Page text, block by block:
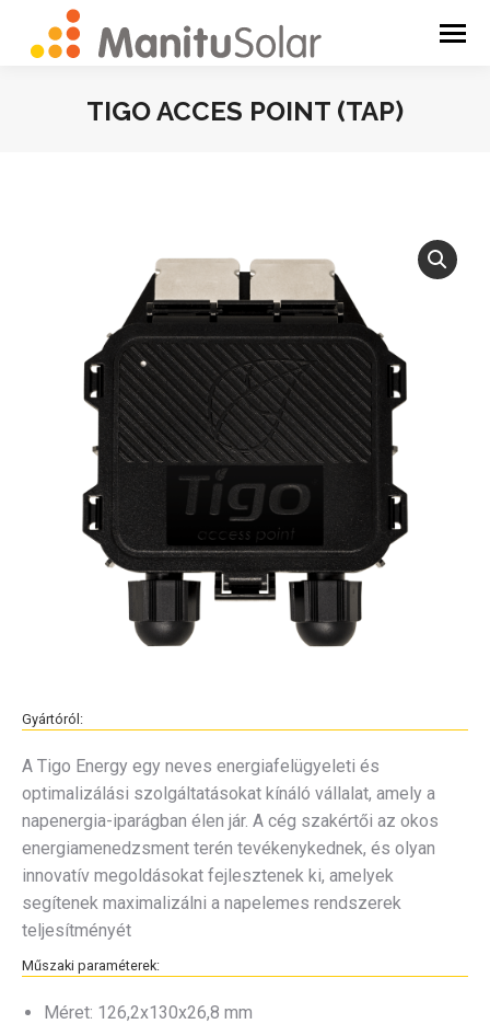
TIGO ACCES POINT (TAP)
Gyártóról:
A Tigo Energy egy neves energiafelügyeleti és
optimalizálási szolgáltatásokat kínáló vállalat, amely a
napenergia-iparágban élen jár. A cég szakértői az okos
energiamenedzsment terén tevékenykednek, és olyan
innovatív megoldásokat fejlesztenek ki, amelyek
segítenek maximalizálni a napelemes rendszerek
teljesítményét
Műszaki paraméterek:
Méret: 126,2x130x26,8 mm